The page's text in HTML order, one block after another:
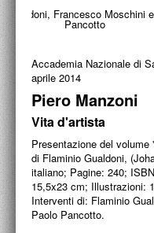
PROGETTO T.E.S.I.
Accademia Nazionale di
aprile 2014
Piero Manzoni
Vita d'artista
Presentazione del volume
di Flaminio Gualdoni,
italiano; Pagine: 240;
15,5x23 cm; Illustrazioni:
Interventi di: Flaminio
Paolo Pancotto.
Il volume ricostruisce ciò
d’artista, la figura di un